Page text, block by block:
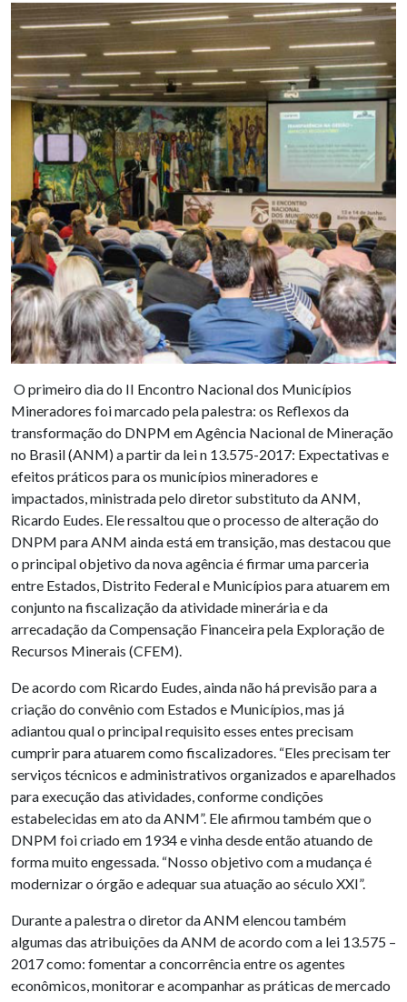
O primeiro dia do II Encontro Nacional dos Municípios
Mineradores foi marcado pela palestra: os Reflexos da
transformação do DNPM em Agência Nacional de Mineração
no Brasil (ANM) a partir da lei n 13.575-2017: Expectativas e
efeitos práticos para os municípios mineradores e
impactados, ministrada pelo diretor substituto da ANM,
Ricardo Eudes. Ele ressaltou que o processo de alteração do
DNPM para ANM ainda está em transição, mas destacou que
o principal objetivo da nova agência é firmar uma parceria
entre Estados, Distrito Federal e Municípios para atuarem em
conjunto na fiscalização da atividade minerária e da
arrecadação da Compensação Financeira pela Exploração de
Recursos Minerais (CFEM).
De acordo com Ricardo Eudes, ainda não há previsão para a
criação do convênio com Estados e Municípios, mas já
adiantou qual o principal requisito esses entes precisam
cumprir para atuarem como fiscalizadores. “Eles precisam ter
serviços técnicos e administrativos organizados e aparelhados
para execução das atividades, conforme condições
estabelecidas em ato da ANM”. Ele afirmou também que o
DNPM foi criado em 1934 e vinha desde então atuando de
forma muito engessada. “Nosso objetivo com a mudança é
modernizar o órgão e adequar sua atuação ao século XXI”.
Durante a palestra o diretor da ANM elencou também
algumas das atribuições da ANM de acordo com a lei 13.575 –
2017 como: fomentar a concorrência entre os agentes
econômicos, monitorar e acompanhar as práticas de mercado